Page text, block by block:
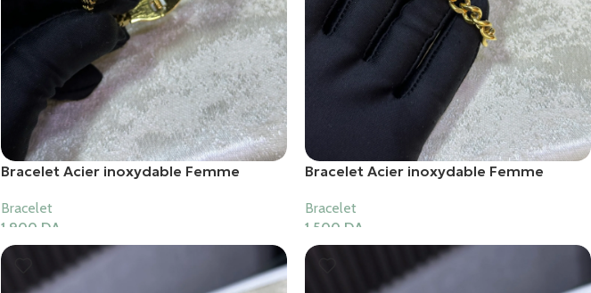
Bracelet Acier inoxydable Femme
Bracelet
1,900 DA
Ajouter Au Panier
Bracelet Acier inoxydable Femme
Bracelet
1,500 DA